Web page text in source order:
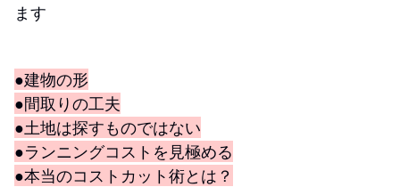
ます
●建物の形
●間取りの工夫
●土地は探すものではない
●ランニングコストを見極める
●本当のコストカット術とは？